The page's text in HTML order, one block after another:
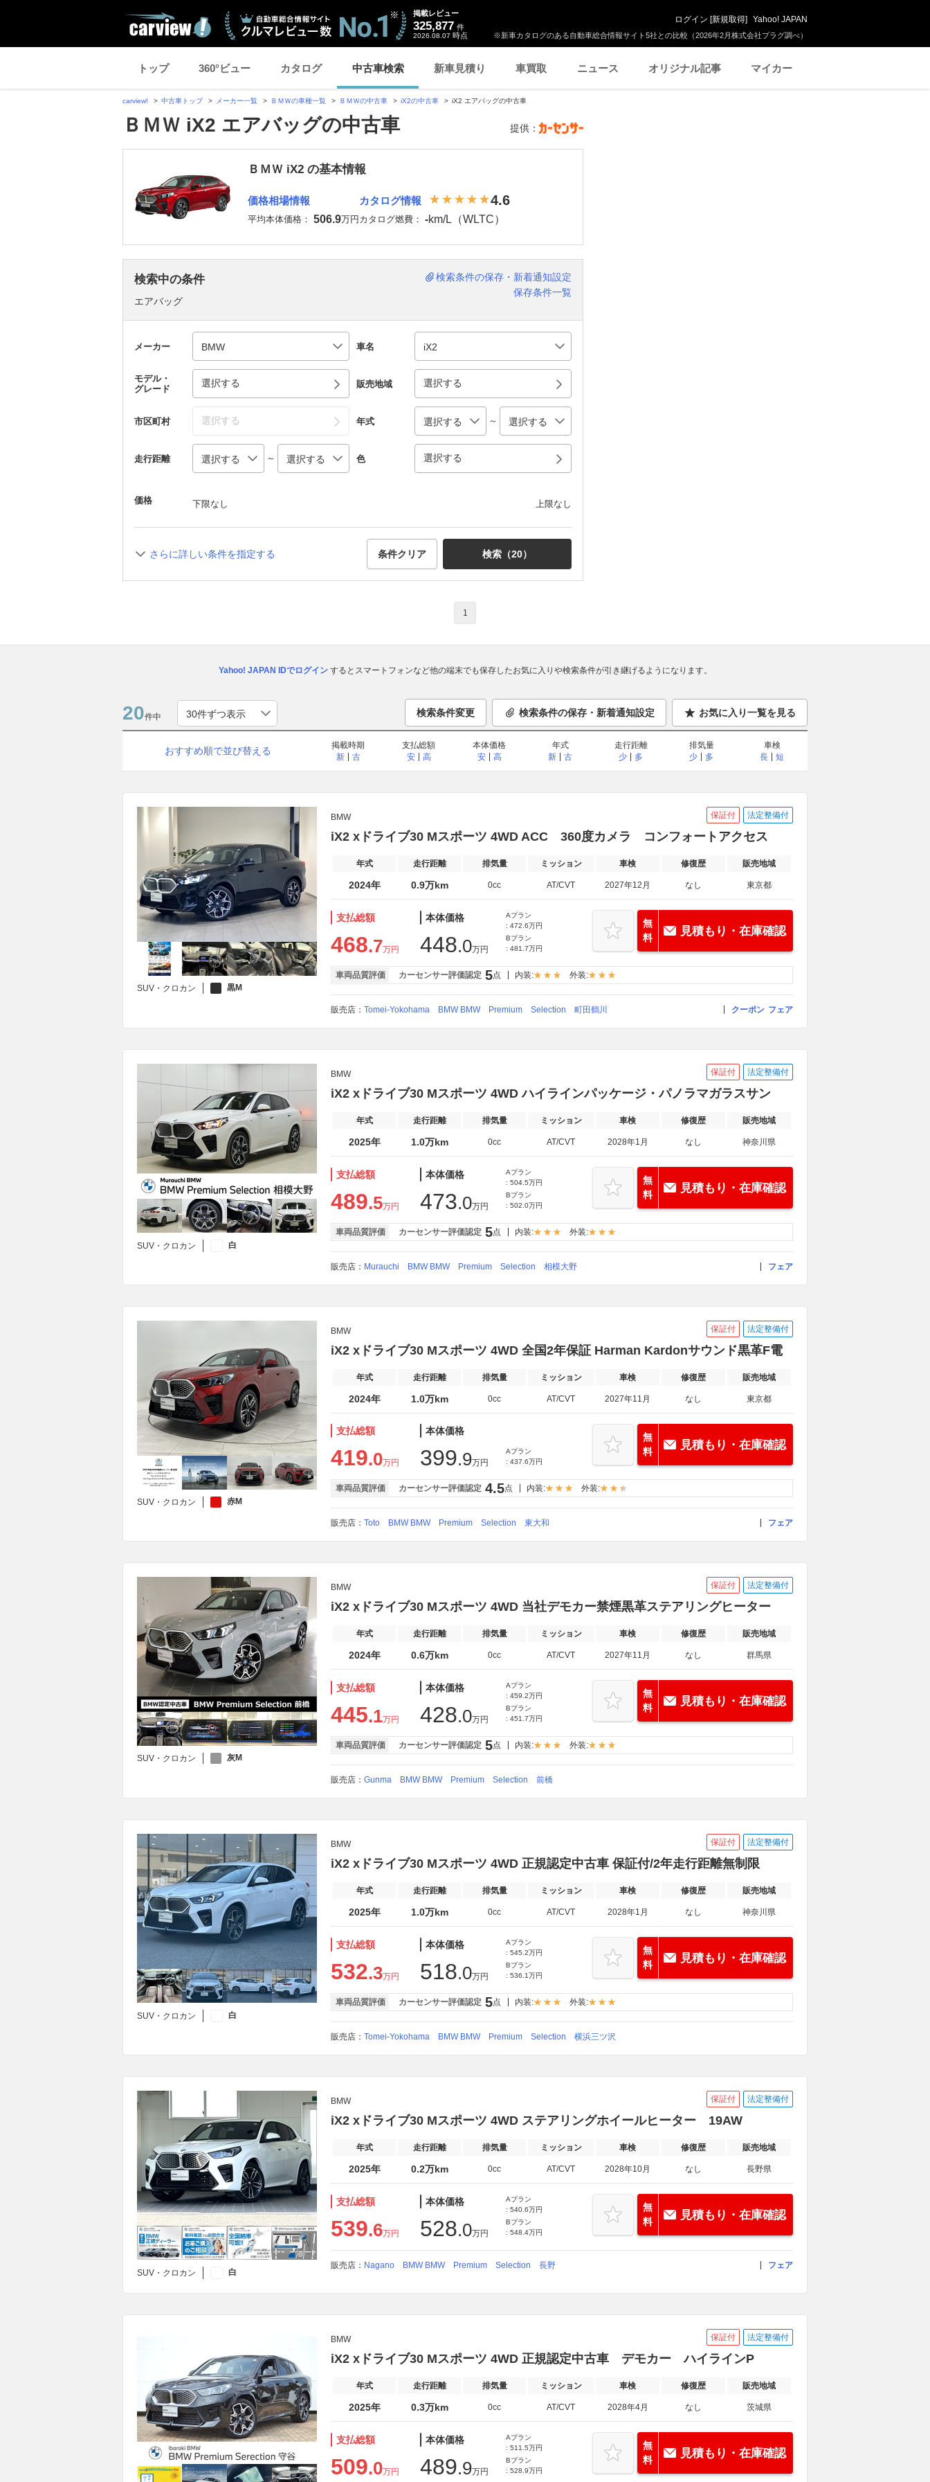
※新車カタログのある自動車総合情報サイト5社との比較（2026年2月株式会社プラグ調べ）
掲載レビュー
325,877 件
2026.08.07 時点
ログイン [新規取得] Yahoo! JAPAN
トップ 360°ビュー カタログ 中古車検索 新車見積り 車買取 ニュース オリジナル記事 マイカー
carview! 中古車トップ メーカー一覧 ＢＭＷの車種一覧 ＢＭＷの中古車 iX2の中古車 iX2 エアバッグの中古車
ＢＭＷ iX2 エアバッグの中古車 提供：
ＢＭＷ iX2 の基本情報
価格相場情報
平均本体価格： 506.9万円
カタログ情報 4.6
カタログ燃費： -km/L（WLTC）
検索中の条件
エアバッグ
検索条件の保存・新着通知設定
保存条件一覧
メーカー 車名
モデル・
グレード
選択する 販売地域 選択する
市区町村 選択する 年式 ～
走行距離 ～ 色 選択する
価格 下限なし 上限なし
さらに詳しい条件を指定する 条件クリア 検索（20）
1
Yahoo! JAPAN IDでログインするとスマートフォンなど他の端末でも保存したお気に入りや検索条件が引き継げるようになります。
20件中 検索条件変更 検索条件の保存・新着通知設定 お気に入り一覧を見る
おすすめ順で並び替える
掲載時期
新
古
支払総額
安
高
本体価格
安
高
年式
新
古
走行距離
少
多
排気量
少
多
車検
長
短
SUV・クロカン 黒M
BMW 保証付 法定整備付
iX2 xドライブ30 Mスポーツ 4WD ACC 360度カメラ コンフォートアクセス
年式 走行距離 排気量 ミッション 車検 修復歴 販売地域
2024年 0.9万km 0cc AT/CVT 2027年12月 なし 東京都
支払総額
468.7万円
本体価格
448.0万円
Aプラン
: 472.6万円
Bプラン
: 481.7万円
無
料
見積もり・在庫確認
車両品質評価 カーセンサー評価認定 5点 内装: 外装:
販売店： Tomei-Yokohama BMW BMW Premium Selection 町田鶴川 クーポン フェア
SUV・クロカン 白
BMW 保証付 法定整備付
iX2 xドライブ30 Mスポーツ 4WD ハイラインパッケージ・パノラマガラスサン
年式 走行距離 排気量 ミッション 車検 修復歴 販売地域
2025年 1.0万km 0cc AT/CVT 2028年1月 なし 神奈川県
支払総額
489.5万円
本体価格
473.0万円
Aプラン
: 504.5万円
Bプラン
: 502.0万円
無
料
見積もり・在庫確認
車両品質評価 カーセンサー評価認定 5点 内装: 外装:
販売店： Murauchi BMW BMW Premium Selection 相模大野 フェア
SUV・クロカン 赤M
BMW 保証付 法定整備付
iX2 xドライブ30 Mスポーツ 4WD 全国2年保証 Harman Kardonサウンド黒革F電
年式 走行距離 排気量 ミッション 車検 修復歴 販売地域
2024年 1.0万km 0cc AT/CVT 2027年11月 なし 東京都
支払総額
419.0万円
本体価格
399.9万円
Aプラン
: 437.6万円
無
料
見積もり・在庫確認
車両品質評価 カーセンサー評価認定 4.5点 内装: 外装:
販売店： Toto BMW BMW Premium Selection 東大和 フェア
SUV・クロカン 灰M
BMW 保証付 法定整備付
iX2 xドライブ30 Mスポーツ 4WD 当社デモカー禁煙黒革ステアリングヒーター
年式 走行距離 排気量 ミッション 車検 修復歴 販売地域
2024年 0.6万km 0cc AT/CVT 2027年11月 なし 群馬県
支払総額
445.1万円
本体価格
428.0万円
Aプラン
: 459.2万円
Bプラン
: 451.7万円
無
料
見積もり・在庫確認
車両品質評価 カーセンサー評価認定 5点 内装: 外装:
販売店： Gunma BMW BMW Premium Selection 前橋
SUV・クロカン 白
BMW 保証付 法定整備付
iX2 xドライブ30 Mスポーツ 4WD 正規認定中古車 保証付/2年走行距離無制限
年式 走行距離 排気量 ミッション 車検 修復歴 販売地域
2025年 1.0万km 0cc AT/CVT 2028年1月 なし 神奈川県
支払総額
532.3万円
本体価格
518.0万円
Aプラン
: 545.2万円
Bプラン
: 536.1万円
無
料
見積もり・在庫確認
車両品質評価 カーセンサー評価認定 5点 内装: 外装:
販売店： Tomei-Yokohama BMW BMW Premium Selection 横浜三ツ沢
SUV・クロカン 白
BMW 保証付 法定整備付
iX2 xドライブ30 Mスポーツ 4WD ステアリングホイールヒーター 19AW
年式 走行距離 排気量 ミッション 車検 修復歴 販売地域
2025年 0.2万km 0cc AT/CVT 2028年10月 なし 長野県
支払総額
539.6万円
本体価格
528.0万円
Aプラン
: 540.6万円
Bプラン
: 548.4万円
無
料
見積もり・在庫確認
販売店： Nagano BMW BMW Premium Selection 長野 フェア
BMW 保証付 法定整備付
iX2 xドライブ30 Mスポーツ 4WD 正規認定中古車 デモカー ハイラインP
年式 走行距離 排気量 ミッション 車検 修復歴 販売地域
2025年 0.3万km 0cc AT/CVT 2028年4月 なし 茨城県
支払総額
509.0万円
本体価格
489.9万円
Aプラン
: 511.5万円
Bプラン
: 528.9万円
無
料
見積もり・在庫確認